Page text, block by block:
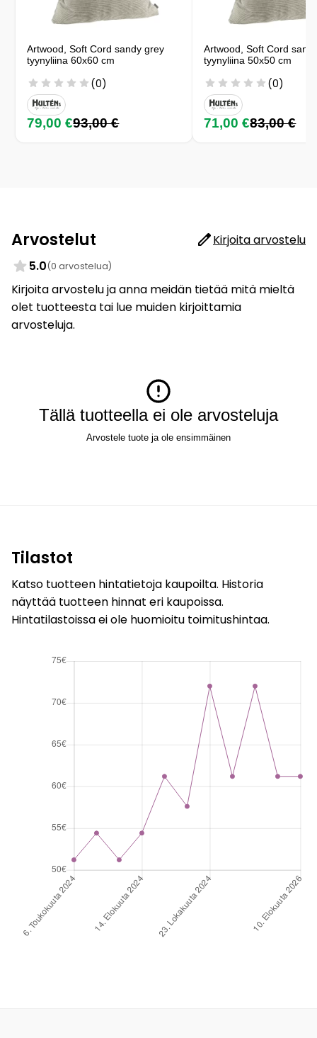
Artwood, Soft Cord sandy grey
tyynyliina 60x60 cm
(0)
79,00 €93,00 €
Artwood, Soft Cord
tyynyliina 50x50 cm
(0)
71,00 €83,00 €
Arvostelut
Kirjoita arvostelu
5.0(0 arvostelua)
Kirjoita arvostelu ja anna meidän tietää mitä mieltä
olet tuotteesta tai lue muiden kirjoittamia
arvosteluja.
Tällä tuotteella ei ole arvosteluja
Arvostele tuote ja ole ensimmäinen
Tilastot
Katso tuotteen hintatietoja kaupoilta. Historia
näyttää tuotteen hinnat eri kaupoissa.
Hintatilastoissa ei ole huomioitu toimitushintaa.